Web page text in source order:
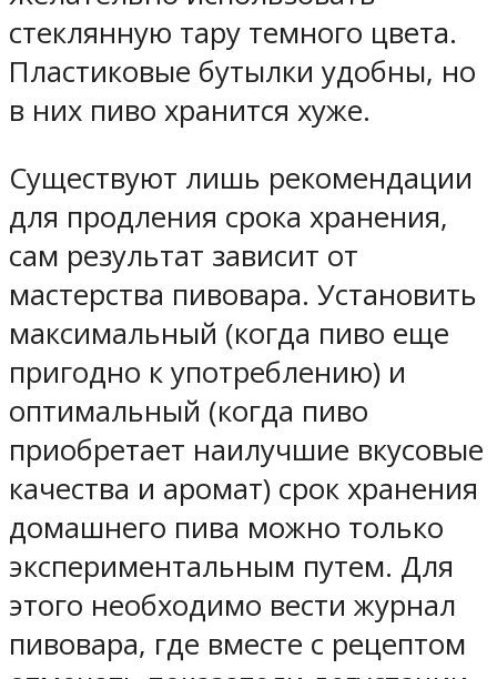
стеклянную тару темного цвета.
Пластиковые бутылки удобны, но
в них пиво хранится хуже.
Существуют лишь рекомендации
для продления срока хранения,
сам результат зависит от
мастерства пивовара. Установить
максимальный (когда пиво еще
пригодно к употреблению) и
оптимальный (когда пиво
приобретает наилучшие вкусовые
качества и аромат) срок хранения
домашнего пива можно только
экспериментальным путем. Для
этого необходимо вести журнал
пивовара, где вместе с рецептом